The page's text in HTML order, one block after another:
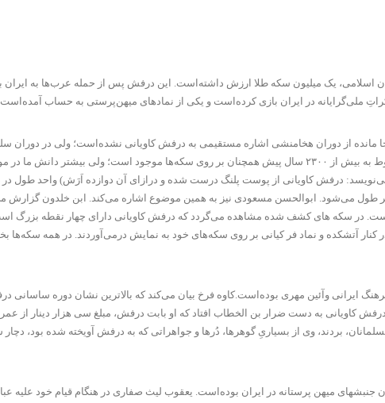
اسلامی، یک میلیون سکه طلا ارزش داشته‌است. این درفش پس از حمله عرب‌ها به ایران
از دوران هخامنشی اشاره مستقیمی به درفش کاویانی نشده‌است؛ ولی در دوران
درفش بر روی سکه‌ها مشاهده شده‌است و بطور رسمی پرچم هر سه پادشاهی بوده‌است. تصاویر درفش کاویانی مربوط به بیش از ۲۳۰۰ سال پیش همچنان بر روی سکه‌ها
درفش کاویانی از پوست پلنگ درست شده و درازای آن دوازده اَرَش) واحد طول در
آوریم- تقریباً پنج متر عرض و هفت متر طول می‌شود. ابوالحسن مسعودی نیز به همین موضوع اشاره می‌کند. ابن
در سکه های کشف شده مشاهده می‌گردد که درفش کاویانی دارای چهار نقطه بزرگ
در کنار آتشکده و نماد فر کیانی بر روی سکه‌های خود به نمایش درمی‌آوردند. در همه
ایرانی وآئین مهری بوده‌است.کاوه فرخ بیان می‌کند که بالاترین نشان دوره ساسانی
کاویانی به دست ضرار بن الخطاب افتاد که او بابت درفش، مبلغ سی هزار دینار از
خطاب، خلیفه مسلمانان، بردند، وی از بسیاریِ گوهرها، دُرها و جواهراتی که به درفش آویخته شده
جنبشهای میهن پرستانه در ایران بوده‌است. یعقوب لیث صفاری در هنگام قیام خود علیه